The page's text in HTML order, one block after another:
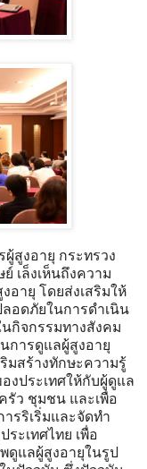
สูงอายุ กระทรวง
เล็งเห็นถึงความ
ายุ โดยส่งเสริมให้
ลอดภัยในการดำเนิน
กิจกรรมทางสังคม
การดูแลผู้สูงอายุ
มสร้างทักษะความรู้
งประเทศให้กับผู้ดูแล
รัว ชุมชน และเพื่อ
รริเริ่มและจัดทำ
ะเทศไทย เพื่อ
ดูแลผู้สูงอายุในรูป